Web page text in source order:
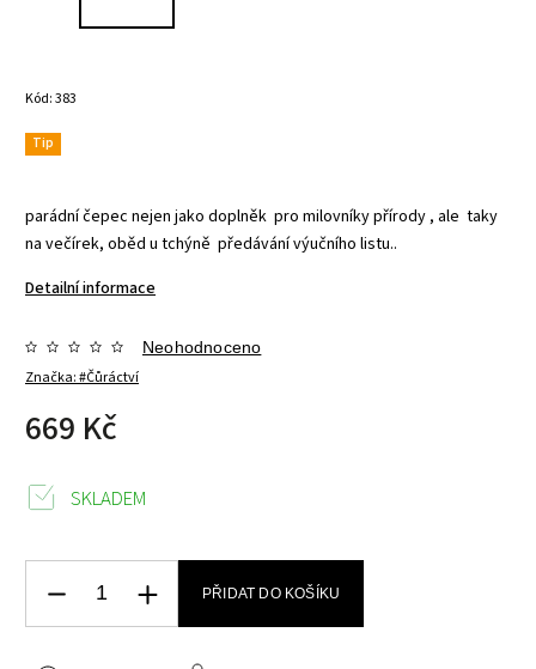
Kód:383
Tip
parádní čepec nejen jako doplněk pro milovníky přírody , ale taky
na večírek, oběd u tchýně předávání výučního listu..
Detailní informace
Značka:#Čůráctví
Neohodnoceno
669 Kč
SKLADEM
PŘIDAT DO KOŠÍKU